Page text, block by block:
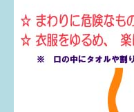
妊娠
出産〜3か月
3か月〜6か月